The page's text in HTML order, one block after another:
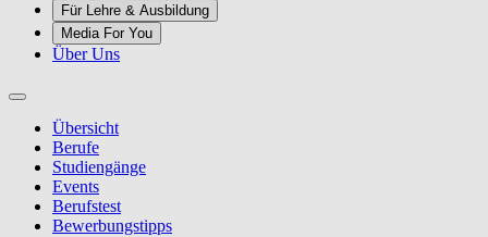
Für Lehre & Ausbildung
Media For You
Über Uns
Übersicht
Berufe
Studiengänge
Events
Berufstest
Bewerbungstipps